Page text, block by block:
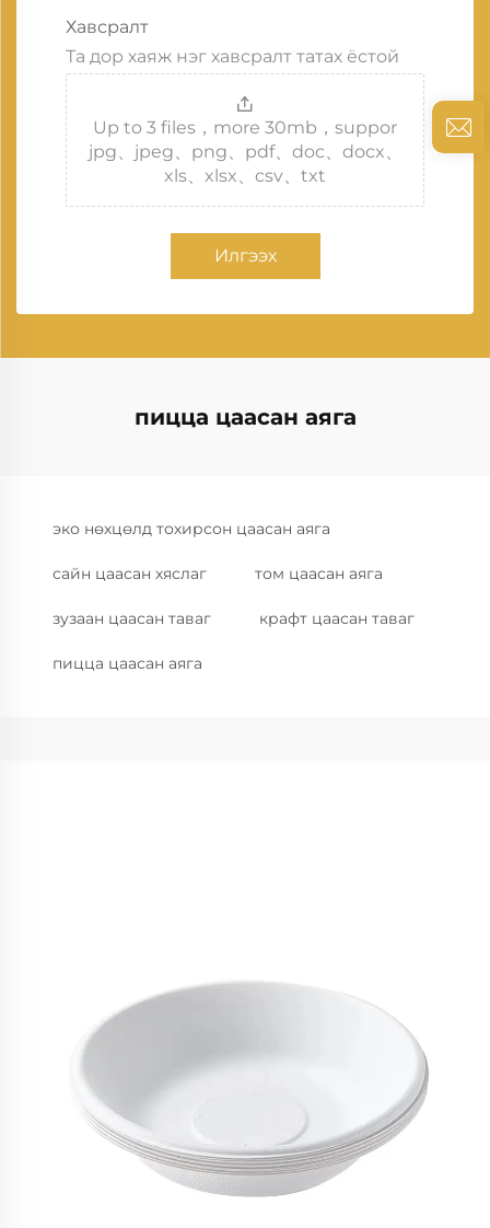
Хавсралт
Та дор хаяж нэг хавсралт татах ёстой
Up to 3 files，more 30mb，suppor
jpg、jpeg、png、pdf、doc、docx、
xls、xlsx、csv、txt
Илгээх
пицца цаасан аяга
эко нөхцөлд тохирсон цаасан аяга
сайн цаасан хяслаг том цаасан аяга
зузаан цаасан таваг крафт цаасан таваг
пицца цаасан аяга